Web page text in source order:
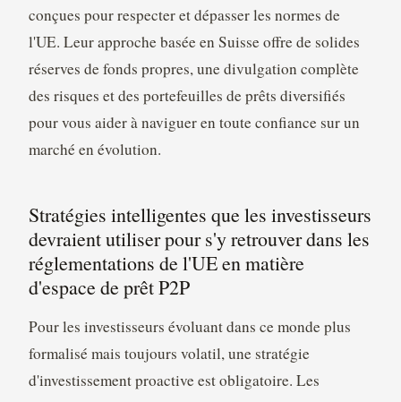
conçues pour respecter et dépasser les normes de
l'UE. Leur approche basée en Suisse offre de solides
réserves de fonds propres, une divulgation complète
des risques et des portefeuilles de prêts diversifiés
pour vous aider à naviguer en toute confiance sur un
marché en évolution.
Stratégies intelligentes que les investisseurs
devraient utiliser pour s'y retrouver dans les
réglementations de l'UE en matière
d'espace de prêt P2P
Pour les investisseurs évoluant dans ce monde plus
formalisé mais toujours volatil, une stratégie
d'investissement proactive est obligatoire. Les